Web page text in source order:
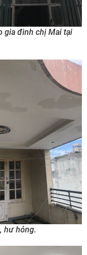
gia đình chị Mai tại
hư hỏng.